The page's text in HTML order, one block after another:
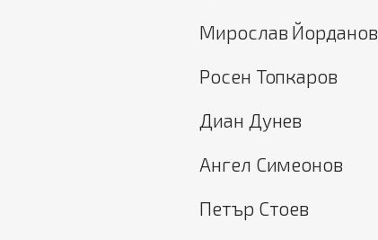
Мирослав Йорданов
Росен Топкаров
Диан Дунев
Ангел Симеонов
Петър Стоев